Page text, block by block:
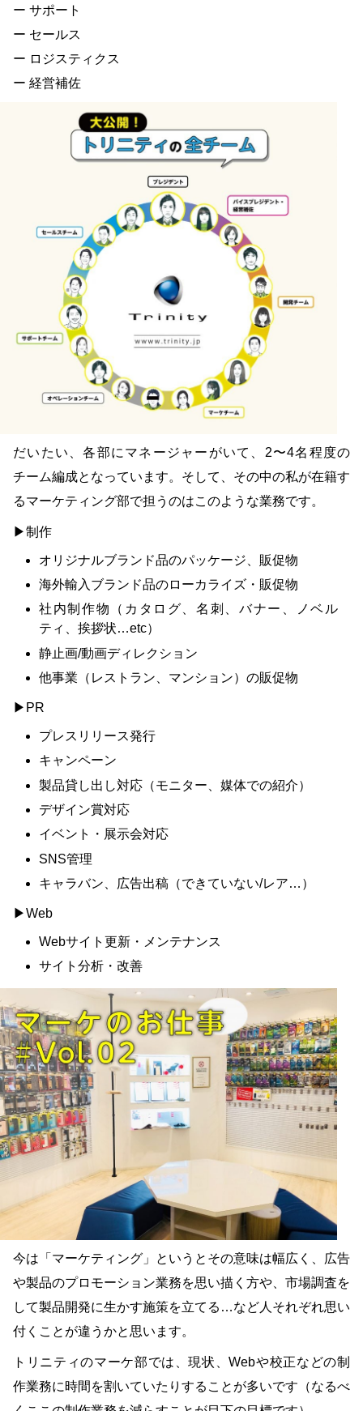
ー サポート
ー セールス
ー ロジスティクス
ー 経営補佐
だいたい、各部にマネージャーがいて、2〜4名程度の
チーム編成となっています。そして、その中の私が在籍す
るマーケティング部で担うのはこのような業務です。
▶制作
オリジナルブランド品のパッケージ、販促物
海外輸入ブランド品のローカライズ・販促物
社内制作物（カタログ、名刺、バナー、ノベル
ティ、挨拶状…etc）
静止画/動画ディレクション
他事業（レストラン、マンション）の販促物
▶PR
プレスリリース発行
キャンペーン
製品貸し出し対応（モニター、媒体での紹介）
デザイン賞対応
イベント・展示会対応
SNS管理
キャラバン、広告出稿（できていない/レア…）
▶Web
Webサイト更新・メンテナンス
サイト分析・改善
今は「マーケティング」というとその意味は幅広く、広告
や製品のプロモーション業務を思い描く方や、市場調査を
して製品開発に生かす施策を立てる…など人それぞれ思い
付くことが違うかと思います。
トリニティのマーケ部では、現状、Webや校正などの制
作業務に時間を割いていたりすることが多いです（なるべ